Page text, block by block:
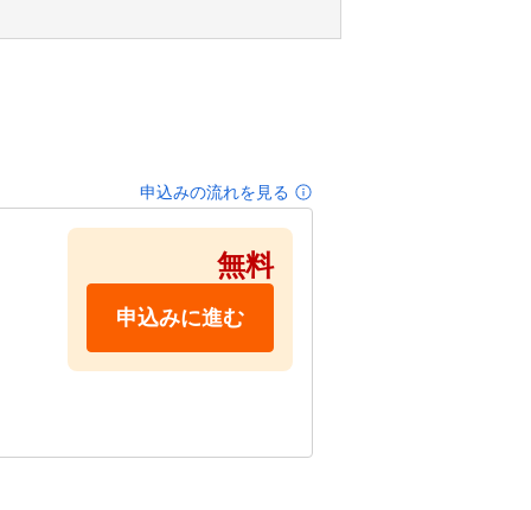
申込みの流れを見る
無料
申込みに進む